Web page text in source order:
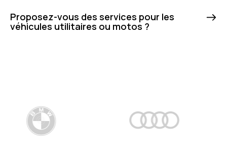
Proposez-vous des services pour les
véhicules utilitaires ou motos ?